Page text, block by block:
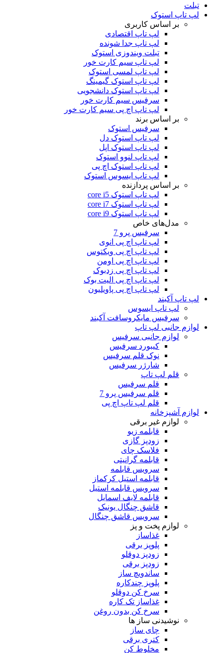
تبلت
لپ تاپ استوک
بر اساس کاربری
لپ تاپ اقتصادی
لپ تاپ جدا شونده
تبلت ویندوزی استوک
لپ تاپ سیم کارت خور
لپ تاپ لمسی استوک
لپ تاپ استوک گیمینگ
لپ تاپ استوک دانشجویی
سرفیس سیم کارت خور
لپ تاپ اچ پی سیم کارت خور
بر اساس برند
سرفیس استوک
لپ تاپ استوک دل
لپ تاپ استوک اپل
لپ تاپ لنوو استوک
لپ تاپ استوک اچ پی
لپ تاپ ایسوس استوک
بر اساس پردازنده
لپ تاپ استوک core i5
لپ تاپ استوک core i7
لپ تاپ استوک core i9
مدل‌های خاص
سرفیس پرو 7
لپ تاپ اچ پی انوی
لپ تاپ اچ پی ویکتوس
لپ تاپ اچ پی اومن
لپ تاپ اچ پی زدبوک
لپ تاپ اچ پی الیت بوک
لپ تاپ اچ پی پاویلیون
لپ تاپ آکبند
لپ تاپ ایسوس
سرفیس مایکروسافت آکبند
لوازم جانبی لپ تاپ
لوازم جانبی سرفیس
کیبورد سرفیس
نوک قلم سرفیس
شارژر سرفیس
قلم لپ تاپ
قلم سرفیس
قلم سرفیس پرو 7
قلم لپ تاپ اچ پی
لوازم آشپزخانه
لوازم غیر برقی
قابلمه زیو
زودپز گازی
فلاسک چای
قابلمه گرانیتی
سرویس قابلمه
قابلمه استیل کرکماز
سرویس قابلمه استیل
قابلمه لایف اسمایل
قاشق چنگال یونیک
سرویس قاشق چنگال
لوازم پخت و پز
غذاساز
پلوپز برقی
زودپز دوقلو
زودپز برقی
ساندویچ ساز
پلوپز چندکاره
سرخ کن دوقلو
غذاساز تک کاره
سرخ کن بدون روغن
نوشیدنی ساز ها
چای ساز
کتری برقی
مخلوط کن